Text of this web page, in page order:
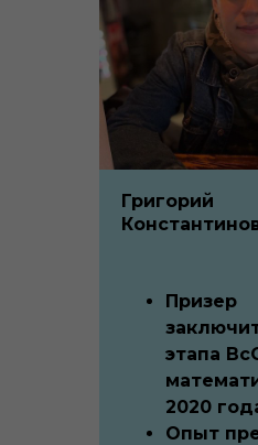
Григорий
Призер
этапа
2020
Опыт